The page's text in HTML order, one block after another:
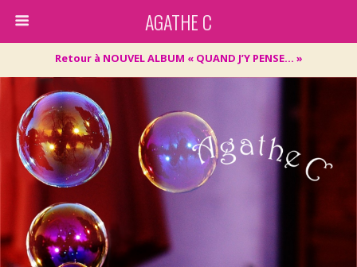
AGATHE C
Retour à NOUVEL ALBUM « QUAND J’Y PENSE… »